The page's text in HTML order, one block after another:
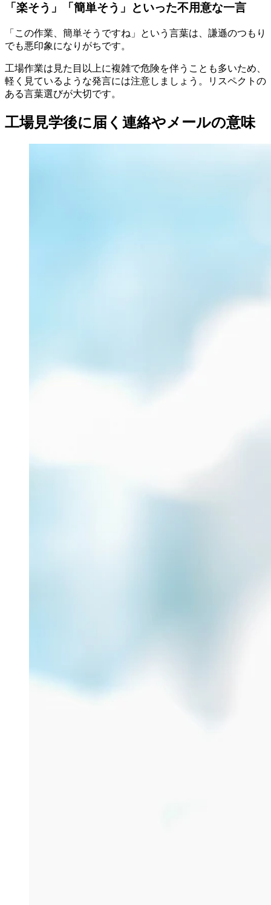
「楽そう」「簡単そう」といった不用意な一言
「この作業、簡単そうですね」という言葉は、謙遜のつもり
でも悪印象になりがちです。
工場作業は見た目以上に複雑で危険を伴うことも多いため、
軽く見ているような発言には注意しましょう。リスペクトの
ある言葉選びが大切です。
工場見学後に届く連絡やメールの意味